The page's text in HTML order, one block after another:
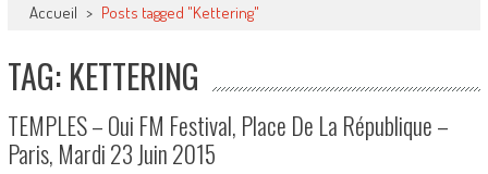
Accueil > Posts tagged "Kettering"
TAG: KETTERING
TEMPLES – Oui FM Festival, Place De La République –
Paris, Mardi 23 Juin 2015